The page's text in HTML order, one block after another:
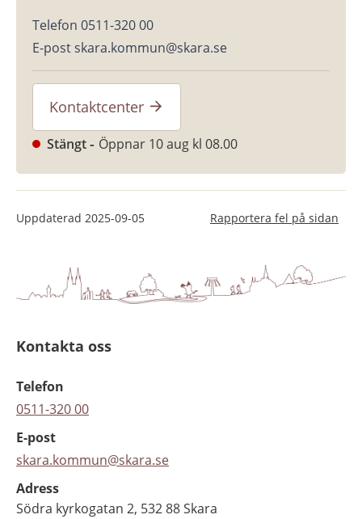
Telefon 0511-320 00
E-post skara.kommun@skara.se
Kontaktcenter
Stängt Öppnar 10 aug kl 08.00
Uppdaterad 2025-09-05 Rapportera fel på sidan
Kontakta oss
Telefon
0511-320 00
E-post
skara.kommun@skara.se
Adress
Södra kyrkogatan 2, 532 88 Skara